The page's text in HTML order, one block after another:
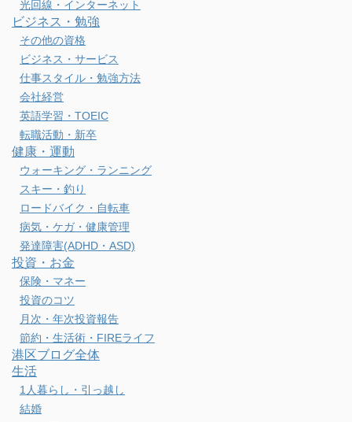
タウン情報
東京ガイド
横浜の住みやすさ
浦安の住みやすさ
港区の住みやすさ
港区ガイド
麻布台ヒルズ
タムタムについて
ネット・ガジェット
ガジェット・便利グッズ
スマホ・PC・カメラ
ネット通販・Webサービス
光回線・インターネット
ビジネス・勉強
その他の資格
ビジネス・サービス
仕事スタイル・勉強方法
会社経営
英語学習・TOEIC
転職活動・新卒
健康・運動
ウォーキング・ランニング